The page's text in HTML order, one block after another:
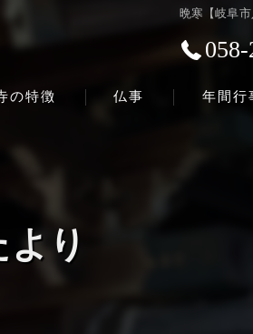
晩寒【岐阜
の特徴 仏事 年間行
り